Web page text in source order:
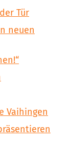
Tür
neuen
Vaihingen